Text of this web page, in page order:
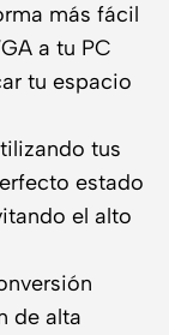
más fácil
a tu PC
tu espacio
tus
estado
el alto
de alta